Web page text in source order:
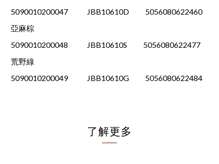
5090010200047 JBB10610D 5056080622460
亞麻棕
5090010200048 JBB10610S 5056080622477
荒野綠
5090010200049 JBB10610G 5056080622484
了解更多